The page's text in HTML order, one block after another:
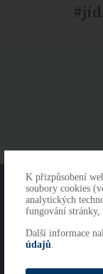
O NÁS
K přizpůsobení
soubory cookies
analytických
fungování
Další informace
údajů.